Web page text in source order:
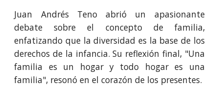
Juan Andrés Teno abrió un apasionante
debate sobre el concepto de familia,
enfatizando que la diversidad es la base de los
derechos de la infancia. Su reflexión final, "Una
familia es un hogar y todo hogar es una
familia", resonó en el corazón de los presentes.